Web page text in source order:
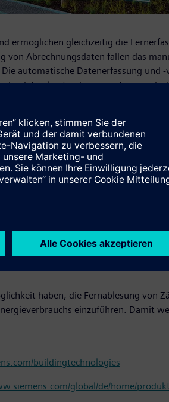
ermöglichen gleichzeitig die
Abrechnungsdaten fallen das
automatische Datenerfassung
lässt sich genau steuern, die
ideal für den Einsatz in Facility-
verteilten Gebäuden (z.B.
globalen Niederlassungen zentral
wird in wenigen Minuten im
und CO
-Ausstoß in ihrem
von HLK-Anlagen. Die
beispielsweise den Verbrauch
auf Raum- oder
haben, die Fernablesung von
einzuführen. Damit
buildingtechnologies
global/de/home/